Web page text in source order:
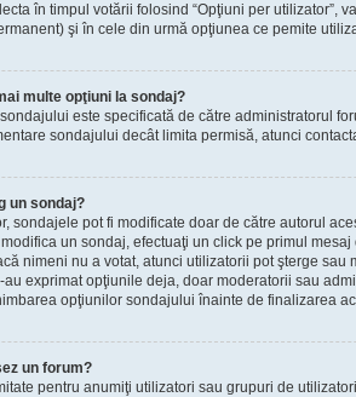
în timpul votării folosind “Opţiuni per utilizator”,
şi în cele din urmă opţiunea ce pemite
multe opţiuni la sondaj?
este specificată de către administratorul
sondajului decât limita permisă, atunci
un sondaj?
sondajele pot fi modificate doar de către autorul
un sondaj, efectuaţi un click pe primul
nimeni nu a votat, atunci utilizatorii pot şterge
au exprimat opţiunile deja, doar moderatorii sau
opţiunilor sondajului înainte de finalizarea
un forum?
pentru anumiţi utilizatori sau grupuri de